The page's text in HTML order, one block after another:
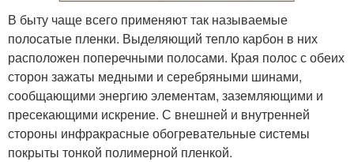
В быту чаще всего применяют так называемые
полосатые пленки. Выделяющий тепло карбон в них
расположен поперечными полосами. Края полос с обеих
сторон зажаты медными и серебряными шинами,
сообщающими энергию элементам, заземляющими и
пресекающими искрение. С внешней и внутренней
стороны инфракрасные обогревательные системы
покрыты тонкой полимерной пленкой.